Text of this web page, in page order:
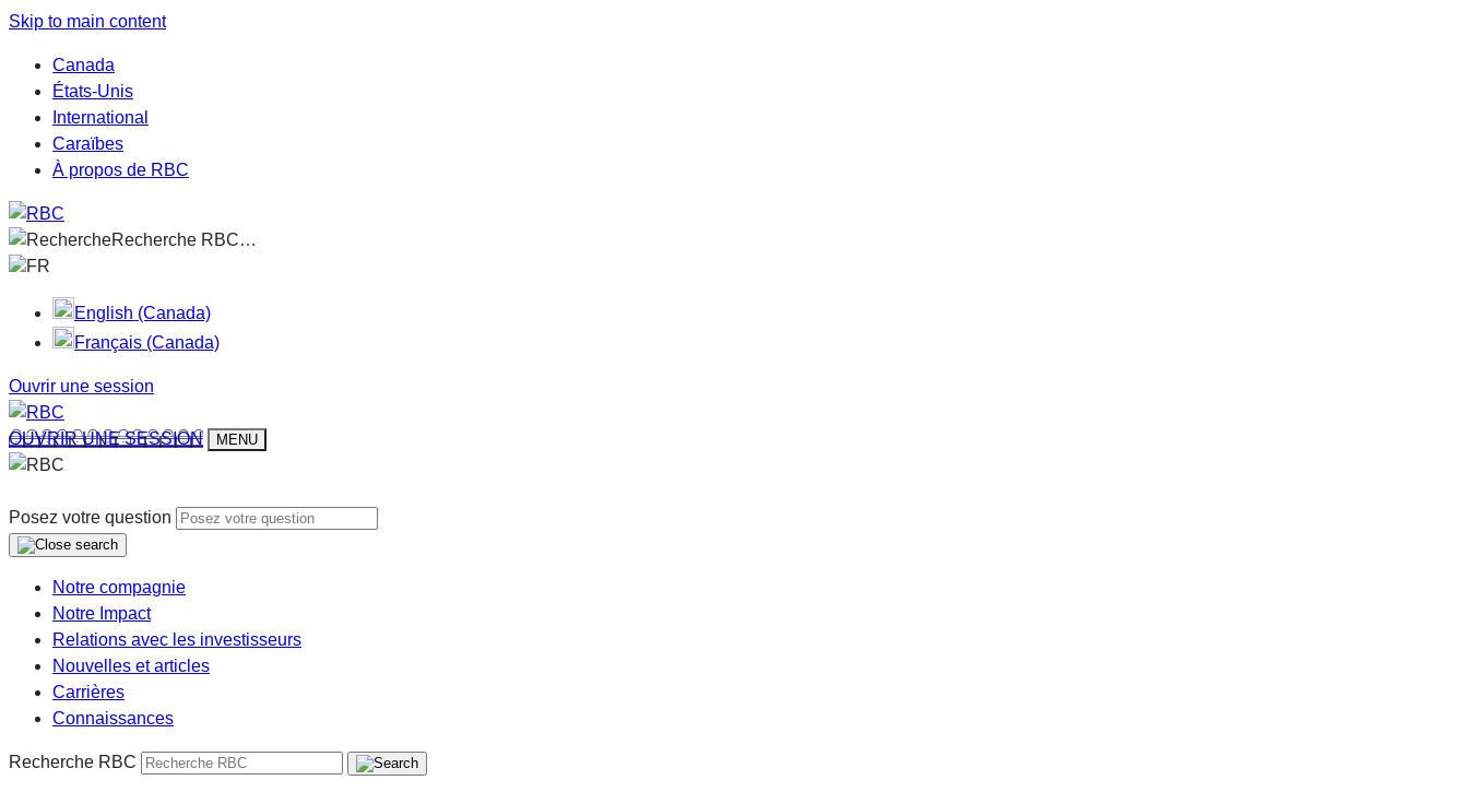
Skip to main content
Canada
États-Unis
International
Caraïbes
À propos de RBC
Recherche RBC…
FR
English (Canada)
Français (Canada)
Ouvrir une session
OUVRIR UNE SESSION MENU
Posez votre question
Notre compagnie
Notre Impact
Relations avec les investisseurs
Nouvelles et articles
Carrières
Connaissances
Recherche RBC